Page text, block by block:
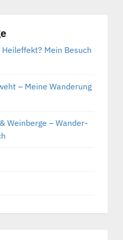
Mein Besuch
– Meine Wanderung
Weinberge – Wander-